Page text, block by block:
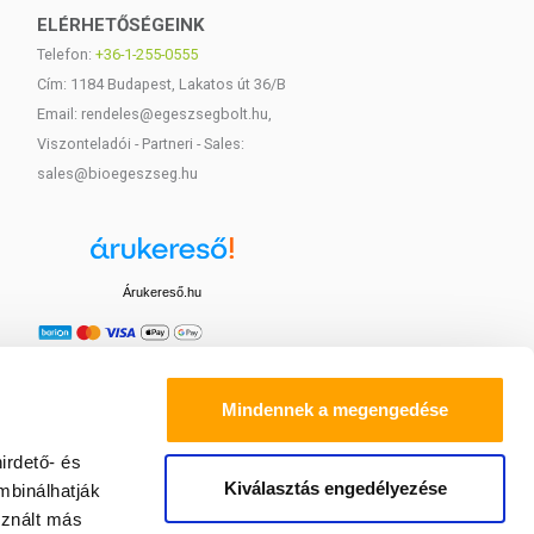
és
más
Mindennek a megengedése
Kiválasztás engedélyezése
ELÉRHETŐSÉGEINK
Telefon: +36-1-255-0555
Cím: 1184 Budapest, Lakatos út 36/B
Email: rendeles@egeszsegbolt.hu,
Viszonteladói - Partneri - Sales:
sales@bioegeszseg.hu
Árukereső.hu